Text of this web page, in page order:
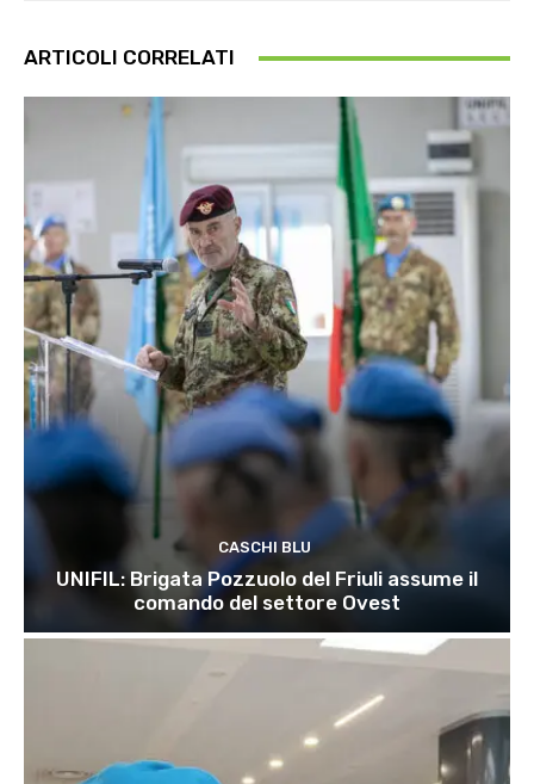
ARTICOLI CORRELATI
CASCHI BLU
UNIFIL: Brigata Pozzuolo del Friuli assume il
comando del settore Ovest